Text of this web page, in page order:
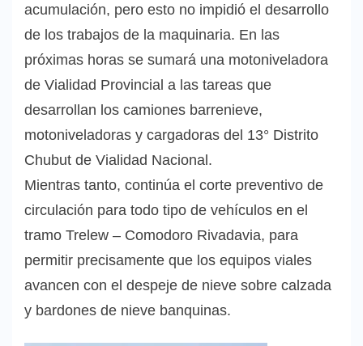
acumulación, pero esto no impidió el desarrollo
de los trabajos de la maquinaria. En las
próximas horas se sumará una motoniveladora
de Vialidad Provincial a las tareas que
desarrollan los camiones barrenieve,
motoniveladoras y cargadoras del 13° Distrito
Chubut de Vialidad Nacional.
Mientras tanto, continúa el corte preventivo de
circulación para todo tipo de vehículos en el
tramo Trelew – Comodoro Rivadavia, para
permitir precisamente que los equipos viales
avancen con el despeje de nieve sobre calzada
y bardones de nieve banquinas.